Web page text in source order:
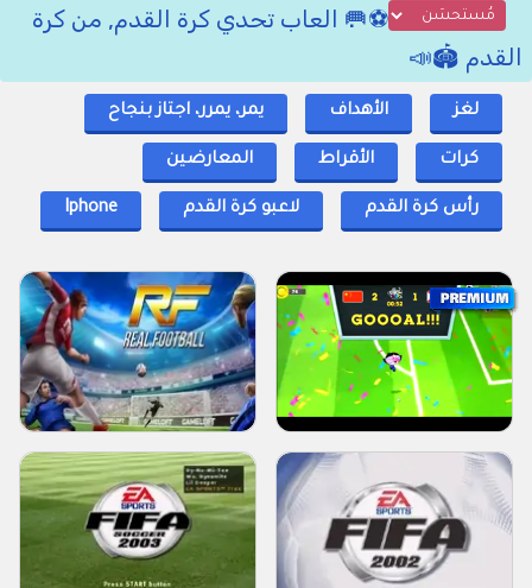
⚽🥅 العاب تحدي كرة القدم, من كرة
القدم 🏟📣
لغز الأهداف يمر، يمرر، اجتاز بنجاح
كرات الأقراط المعارضين
رأس كرة القدم لاعبو كرة القدم Iphone